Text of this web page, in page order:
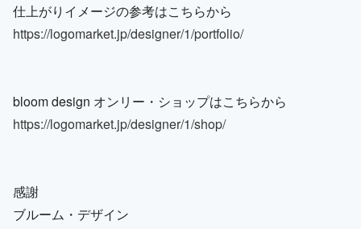
仕上がりイメージの参考はこちらから
https://logomarket.jp/designer/1/portfolio/
bloom design オンリー・ショップはこちらから
https://logomarket.jp/designer/1/shop/
感謝
ブルーム・デザイン